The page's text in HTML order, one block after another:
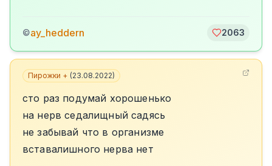
©ay_heddern 2063
Пирожки + (23.08.2022)
сто раз подумай хорошенько
на нерв седалищный садясь
не забывай что в организме
вставалишного нерва нет